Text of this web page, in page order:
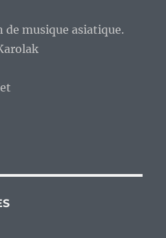
de musique asiatique.